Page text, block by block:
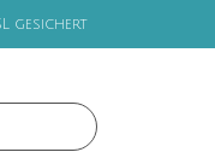
gesichert